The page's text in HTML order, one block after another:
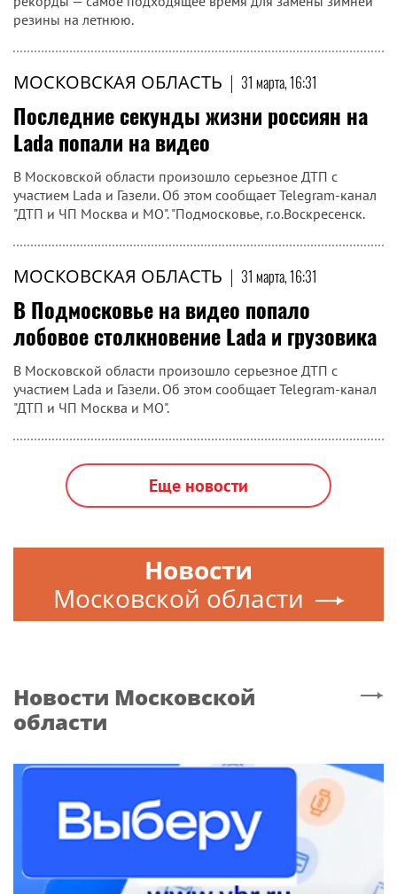
резины на летнюю.
МОСКОВСКАЯ ОБЛАСТЬ | 31 марта, 16:31
Последние секунды жизни россиян на
Lada попали на видео
В Московской области произошло серьезное ДТП с
участием Lada и Газели. Об этом сообщает Telegram-канал
"ДТП и ЧП Москва и МО". "Подмосковье, г.о.Воскресенск.
МОСКОВСКАЯ ОБЛАСТЬ | 31 марта, 16:31
В Подмосковье на видео попало
лобовое столкновение Lada и грузовика
В Московской области произошло серьезное ДТП с
участием Lada и Газели. Об этом сообщает Telegram-канал
"ДТП и ЧП Москва и МО".
Еще новости
Новости
Московской области
Новости Московской
области